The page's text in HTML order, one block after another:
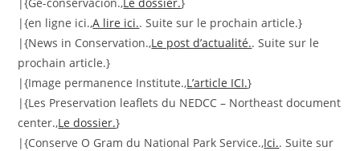
|{en ligne ici.,A lire ici.. Suite sur le prochain article.}
|{News in Conservation.,Le post d’actualité.. Suite sur le
prochain article.}
|{Image permanence Institute.,L’article ICI.}
|{Les Preservation leaflets du NEDCC – Northeast document
center.,Le dossier.}
|{Conserve O Gram du National Park Service.,Ici.. Suite sur